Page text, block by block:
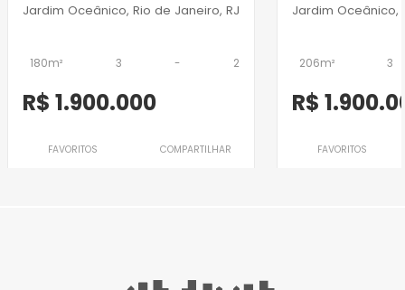
Jardim Oceânico, Rio de Janeiro, RJ
180m² 3 - 2
R$ 1.900.000
FAVORITOS COMPARTILHAR
Jardim Oceânico,
206m² 3
R$
FAVORITOS